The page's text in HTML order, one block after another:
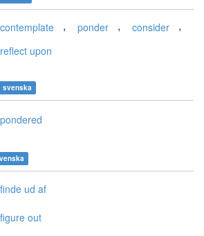
contemplate , ponder , consider ,
reflect upon
svenska
pondered
finde ud af
figure out